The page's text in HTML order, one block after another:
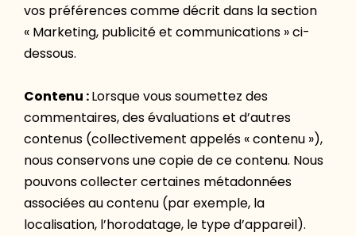
vos préférences comme décrit dans la section
« Marketing, publicité et communications » ci-
dessous.
Contenu :Lorsque vous soumettez des
commentaires, des évaluations et d’autres
contenus (collectivement appelés « contenu »),
nous conservons une copie de ce contenu. Nous
pouvons collecter certaines métadonnées
associées au contenu (par exemple, la
localisation, l’horodatage, le type d’appareil).